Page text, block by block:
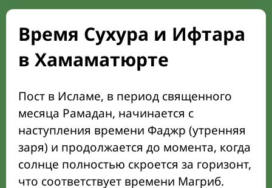
Время Сухура и Ифтара
в Хамаматюрте
Пост в Исламе, в период священного
месяца Рамадан, начинается с
наступления времени Фаджр (утренняя
заря) и продолжается до момента, когда
солнце полностью скроется за горизонт,
что соответствует времени Магриб.